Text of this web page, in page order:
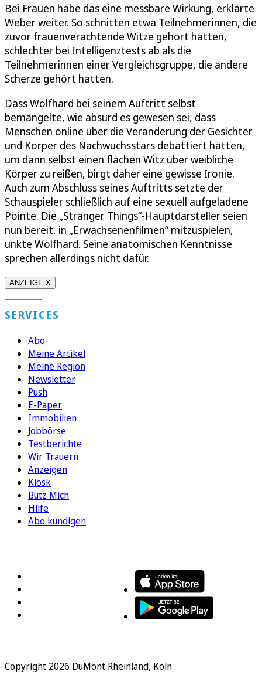
Bei Frauen habe das eine messbare Wirkung, erklärte
Weber weiter. So schnitten etwa Teilnehmerinnen, die
zuvor frauenverachtende Witze gehört hat­ten,
schlechter bei Intelligenztests ab als die
Teilnehmerinnen einer Vergleichsgruppe, die an­dere
Scherze gehört hatten.
Dass Wolfhard bei seinem Auftritt selbst
bemängelte, wie absurd es gewesen sei, dass
Menschen online über die Veränderung der Gesichter
und Körper des Nachwuchsstars debattiert hätten,
um dann selbst einen flachen Witz über weibliche
Körper zu reißen, birgt daher eine gewisse Ironie.
Auch zum Abschluss seines Auftritts setzte der
Schauspieler schließlich auf eine sexuell aufgeladene
Pointe. Die „Stranger Things“-Hauptdarsteller seien
nun bereit, in „Erwachsenenfilmen“ mitzuspielen,
unkte Wolfhard. Seine anatomischen Kenntnisse
sprechen allerdings nicht dafür.
ANZEIGE X
SERVICES
Abo
Meine Artikel
Meine Region
Newsletter
Push
E-Paper
Immobilien
Jobbörse
Testberichte
Wir Trauern
Anzeigen
Kiosk
Bütz Mich
Hilfe
Abo kündigen
Copyright 2026 DuMont Rheinland, Köln